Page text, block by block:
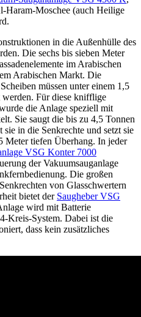
Haram-Moschee (auch Heilige
in die Außenhülle des
Die sechs bis sieben Meter
im Arabischen
Arabischen Markt. Die
müssen unter einem 1,5
werden. Für diese knifflige
die Anlage speziell mit
Sie saugt die bis zu 4,5 Tonnen
in die Senkrechte und setzt sie
Meter tiefen Überhang. In jeder
VSG Konter 7000
der Vakuumsauganlage
Die großen
von Glasschwertern
bietet der Saugheber VSG
wird mit Batterie
Kreis-System. Dabei ist die
dass kein zusätzliches